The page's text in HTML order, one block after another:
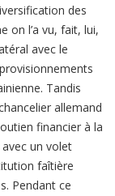
des
on l’a vu, fait, lui,
avec le
Tandis
allemand
financier à la
avec un volet
faîtière
Pendant ce